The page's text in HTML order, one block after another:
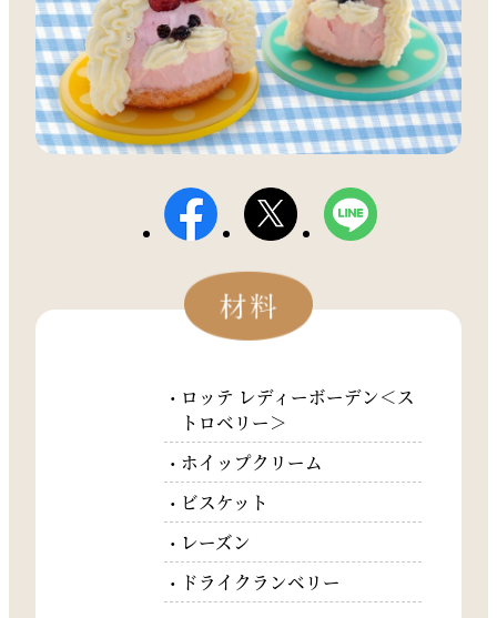
ロッテ レディーボーデン＜ス
トロベリー＞
ホイップクリーム
ビスケット
レーズン
ドライクランベリー